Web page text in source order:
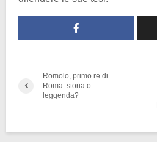
Romolo, primo re di
Roma: storia o
leggenda?